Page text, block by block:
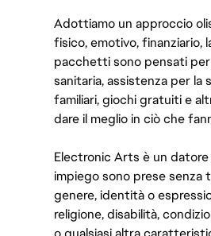
Adottiamo un approccio
fisico, emotivo, finanziario,
pacchetti sono pensati
sanitaria, assistenza per
familiari, giochi gratuiti e
dare il meglio in ciò che
Electronic Arts è un
impiego sono prese senza
genere, identità o
religione, disabilità,